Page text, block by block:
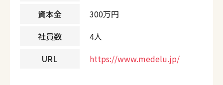
資本金
300万円
社員数
4人
URL
https://www.medelu.jp/